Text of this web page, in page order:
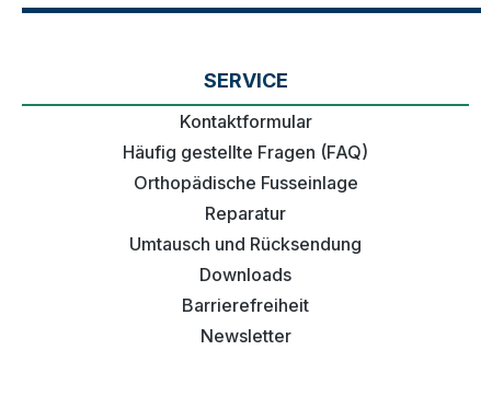
SERVICE
Kontaktformular
Häufig gestellte Fragen (FAQ)
Orthopädische Fusseinlage
Reparatur
Umtausch und Rücksendung
Downloads
Barrierefreiheit
Newsletter